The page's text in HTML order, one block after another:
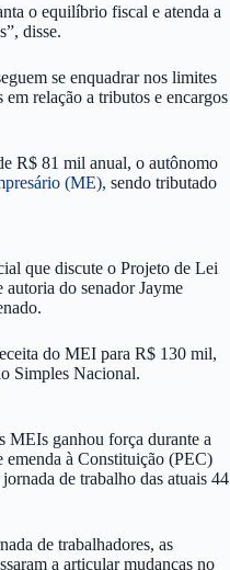
o equilíbrio fiscal e atenda a
disse.
se enquadrar nos limites
relação a tributos e encargos
R$ 81 mil anual, o autônomo
(ME), sendo tributado
que discute o Projeto de Lei
do senador Jayme
do MEI para R$ 130 mil,
Simples Nacional.
MEIs ganhou força durante a
emenda à Constituição (PEC)
de trabalho das atuais 44
de trabalhadores, as
a articular mudanças no